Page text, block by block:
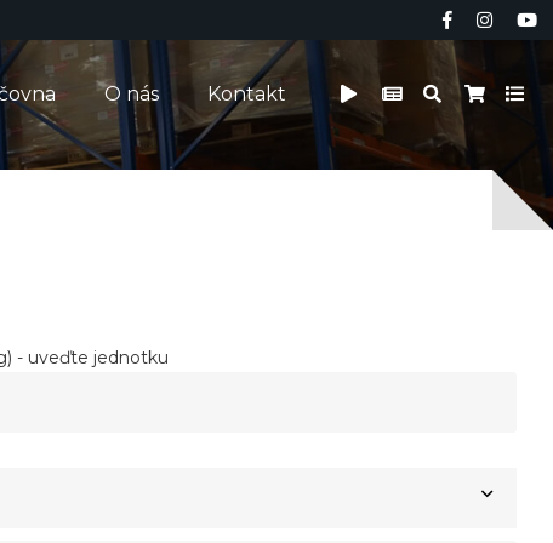
O nás Kontakt
- uveďte jednotku